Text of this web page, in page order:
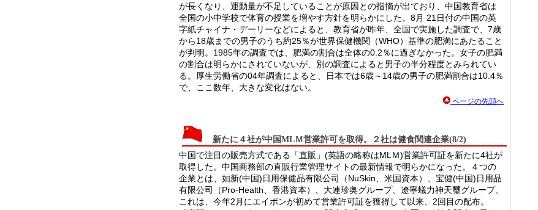
が長くなり、運動量が不足していることが原因との指摘が出ており、中国教育省は
全国の小中学校で体育の授業を増やす方針を明らかにした。8月 21日付の中国の英
字紙チャイナ・デーリーなどによると、教育省が昨年、全国で実施した調査で、7歳
から18歳までの男子のうち約25％が世界保健機関（WHO）基準の肥満にあたること
が判明。1985年の調査では、肥満の割合は全体の0.2％に過ぎなかった。女子の肥満
の割合は明らかにされていないが、別の調査によると男子の半分程度とみられてい
る。厚生労働省の04年調査によると、日本では6歳～14歳の男子の肥満割合は10.4％
で、ここ数年、大きな変化はない。
ページの先頭へ
新たに４社が中国MLＭ営業許可を取得。２社は健食関連企業(8/2)
中国で注目の販売方式である「直販」(英語の略称はMLＭ)営業許可証を新たに4社が
取得した。中国商務部の直販行業管理サイトの最新情報で明らかになった。４つの
企業とは、如新(中国)日用保健品有限公司（NuSkin、米国資本）、宝健(中国)日用品
有限公司（Pro-Health、香港資本）、大連珍奥グループ、遼寧蟻力神天璽グループ。
これは、今年2月にエイボンが初めて営業許可証を獲得して以来、2回目の配布。